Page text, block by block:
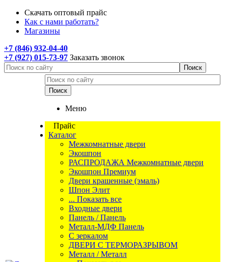
Скачать оптовый прайс
Как с нами работать?
Магазины
+7 (846) 932-04-40
+7 (927) 015-73-97 Заказать звонок
Меню
Прайс
Каталог
Межкомнатные двери
Экошпон
РАСПРОДАЖА Межкомнатные двери
Экошпон Премиум
Двери крашенные (эмаль)
Шпон Элит
... Показать все
Входные двери
Панель / Панель
Металл-МДФ Панель
С зеркалом
ДВЕРИ С ТЕРМОРАЗРЫВОМ
Металл / Металл